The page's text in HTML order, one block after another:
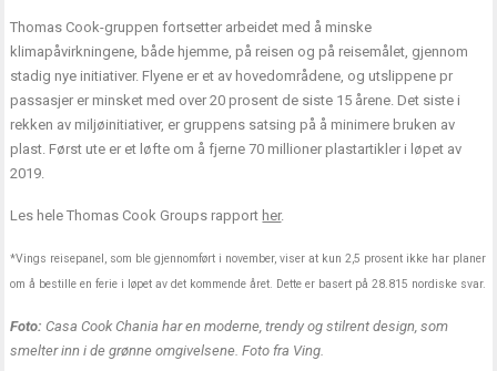
Thomas Cook-gruppen fortsetter arbeidet med å minske
klimapåvirkningene, både hjemme, på reisen og på reisemålet, gjennom
stadig nye initiativer. Flyene er et av hovedområdene, og utslippene pr
passasjer er minsket med over 20 prosent de siste 15 årene. Det siste i
rekken av miljøinitiativer, er gruppens satsing på å minimere bruken av
plast. Først ute er et løfte om å fjerne 70 millioner plastartikler i løpet av
2019.
Les hele Thomas Cook Groups rapport her.
*Vings reisepanel, som ble gjennomført i november, viser at kun 2,5 prosent ikke har planer
om å bestille en ferie i løpet av det kommende året. Dette er basert på 28.815 nordiske svar.
Foto: Casa Cook Chania har en moderne, trendy og stilrent design, som
smelter inn i de grønne omgivelsene. Foto fra Ving.